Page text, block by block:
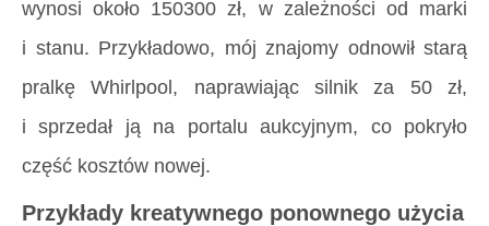
wynosi około 150300 zł, w zależności od marki
i stanu. Przykładowo, mój znajomy odnowił starą
pralkę Whirlpool, naprawiając silnik za 50 zł,
i sprzedał ją na portalu aukcyjnym, co pokryło
część kosztów nowej.
Przykłady kreatywnego ponownego użycia